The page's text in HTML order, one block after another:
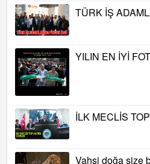
TÜRK İŞ
YILIN EN İYİ
İLK MECLİS
Vahşi doğa size